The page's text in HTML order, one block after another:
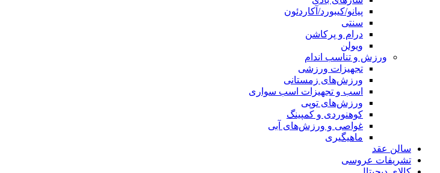
پیانو/کیبورد/آکاردئون
سنتی
درام و پرکاشن
ویولن
ورزش و تناسب اندام
تجهیزات ورزشی
ورزش‌های زمستانی
اسب و تجهیزات اسب سواری
ورزش‌های توپی
کوهنوردی و کمپینگ
غواصی و ورزش‌های آبی
ماهیگیری
سالن عقد
تشریفات عروسی